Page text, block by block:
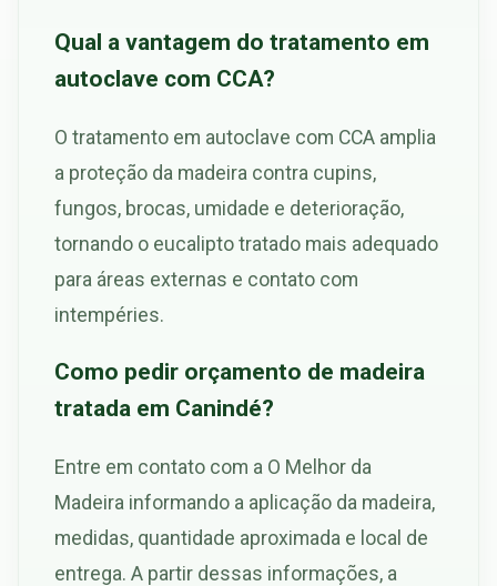
Qual a vantagem do tratamento em
autoclave com CCA?
O tratamento em autoclave com CCA amplia
a proteção da madeira contra cupins,
fungos, brocas, umidade e deterioração,
tornando o eucalipto tratado mais adequado
para áreas externas e contato com
intempéries.
Como pedir orçamento de madeira
tratada em Canindé?
Entre em contato com a O Melhor da
Madeira informando a aplicação da madeira,
medidas, quantidade aproximada e local de
entrega. A partir dessas informações, a